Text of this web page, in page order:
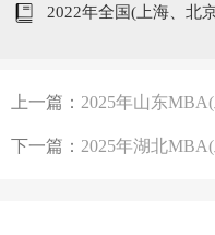
线，学制汇总
2022年全国(上海、北
上一篇： 2025年山东
制、分数线等汇总
下一篇： 2025年湖北